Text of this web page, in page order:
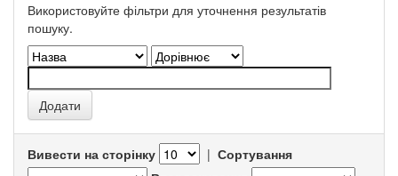
Використовуйте фільтри для уточнення результатів
пошуку.
Вивести на сторінку | Сортування